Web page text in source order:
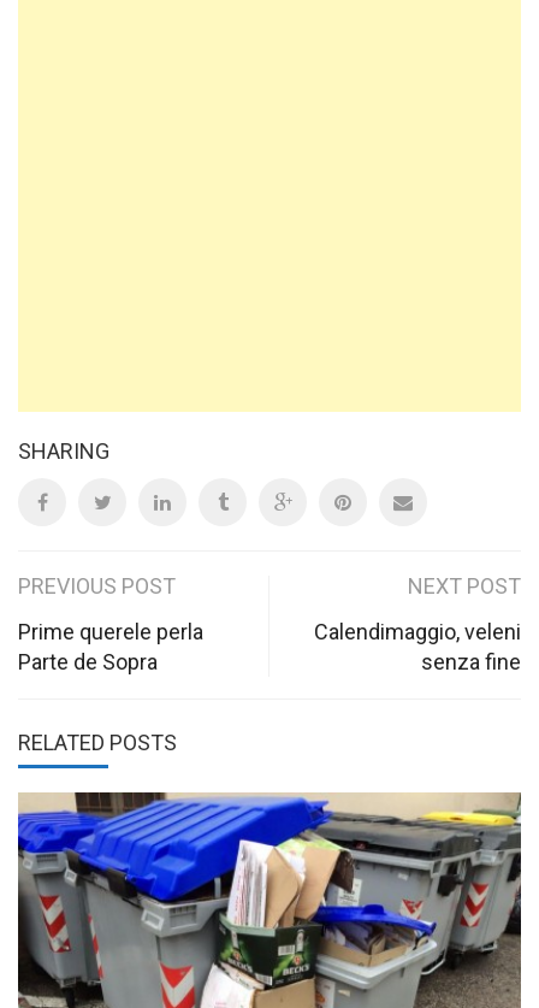
SHARING
Post
navigation
PREVIOUS POST
Prime querele perla
Parte de Sopra
NEXT POST
Calendimaggio, veleni
senza fine
RELATED POSTS